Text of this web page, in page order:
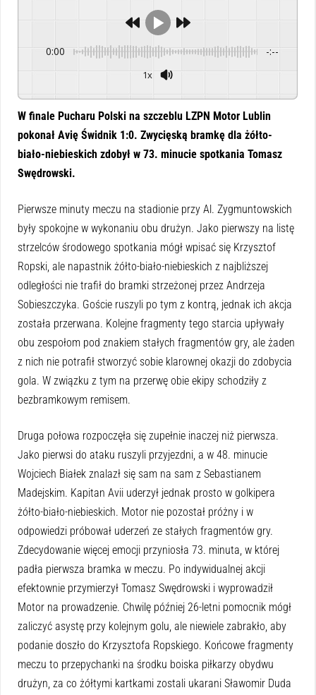
0:00 -:--
1x
W finale Pucharu Polski na szczeblu LZPN Motor Lublin
pokonał Avię Świdnik 1:0. Zwycięską bramkę dla żółto-
biało-niebieskich zdobył w 73. minucie spotkania Tomasz
Swędrowski.
Pierwsze minuty meczu na stadionie przy Al. Zygmuntowskich
były spokojne w wykonaniu obu drużyn. Jako pierwszy na listę
strzelców środowego spotkania mógł wpisać się Krzysztof
Ropski, ale napastnik żółto-biało-niebieskich z najbliższej
odległości nie trafił do bramki strzeżonej przez Andrzeja
Sobieszczyka. Goście ruszyli po tym z kontrą, jednak ich akcja
została przerwana. Kolejne fragmenty tego starcia upływały
obu zespołom pod znakiem stałych fragmentów gry, ale żaden
z nich nie potrafił stworzyć sobie klarownej okazji do zdobycia
gola. W związku z tym na przerwę obie ekipy schodziły z
bezbramkowym remisem.
Druga połowa rozpoczęła się zupełnie inaczej niż pierwsza.
Jako pierwsi do ataku ruszyli przyjezdni, a w 48. minucie
Wojciech Białek znalazł się sam na sam z Sebastianem
Madejskim. Kapitan Avii uderzył jednak prosto w golkipera
żółto-biało-niebieskich. Motor nie pozostał próżny i w
odpowiedzi próbował uderzeń ze stałych fragmentów gry.
Zdecydowanie więcej emocji przyniosła 73. minuta, w której
padła pierwsza bramka w meczu. Po indywidualnej akcji
efektownie przymierzył Tomasz Swędrowski i wyprowadził
Motor na prowadzenie. Chwilę później 26-letni pomocnik mógł
zaliczyć asystę przy kolejnym golu, ale niewiele zabrakło, aby
podanie doszło do Krzysztofa Ropskiego. Końcowe fragmenty
meczu to przepychanki na środku boiska piłkarzy obydwu
drużyn, za co żółtymi kartkami zostali ukarani Sławomir Duda